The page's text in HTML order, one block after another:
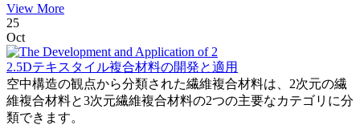
View More
25
Oct
2.5Dテキスタイル複合材料の開発と適用
空中構造の観点から分類された繊維複合材料は、2次元の繊
維複合材料と3次元繊維複合材料の2つの主要なカテゴリに分
類できます。